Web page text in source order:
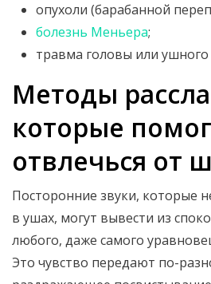
опухоли (барабанной
болезнь Меньера;
травма головы или ушного
Методы
которые
отвлечься от
Посторонние звуки, которые
в ушах, могут вывести из
любого, даже самого
Это чувство передают по-